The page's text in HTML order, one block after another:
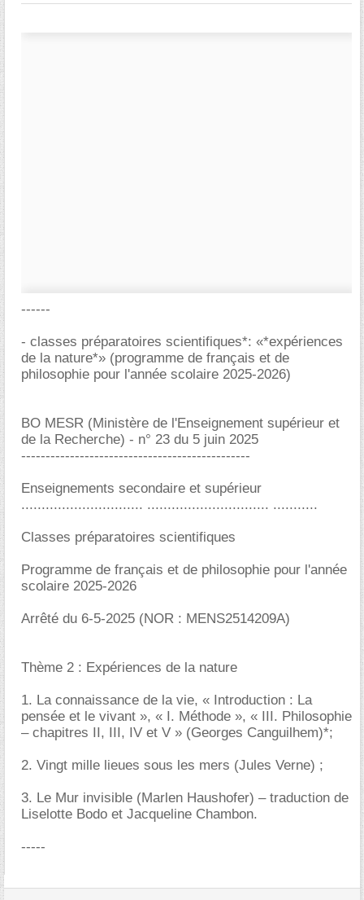
------
- classes préparatoires scientifiques*: «*expériences
de la nature*» (programme de français et de
philosophie pour l'année scolaire 2025-2026)
BO MESR (Ministère de l'Enseignement supérieur et
de la Recherche) - n° 23 du 5 juin 2025
-----------------------------------------------
Enseignements secondaire et supérieur
.............................. .............................. ...........
Classes préparatoires scientifiques
Programme de français et de philosophie pour l'année
scolaire 2025-2026
Arrêté du 6-5-2025 (NOR : MENS2514209A)
Thème 2 : Expériences de la nature
1. La connaissance de la vie, « Introduction : La
pensée et le vivant », « I. Méthode », « III. Philosophie
– chapitres II, III, IV et V » (Georges Canguilhem)*;
2. Vingt mille lieues sous les mers (Jules Verne) ;
3. Le Mur invisible (Marlen Haushofer) – traduction de
Liselotte Bodo et Jacqueline Chambon.
-----